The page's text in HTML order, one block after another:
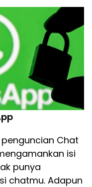
Chat
isi
punya
chatmu. Adapun